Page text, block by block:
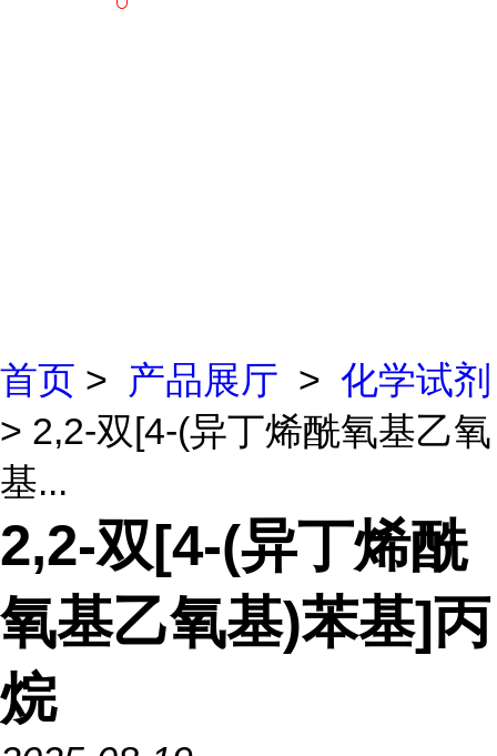
首页 > 产品展厅 > 化学试剂
> 2,2-双[4-(异丁烯酰氧基乙氧
基...
2,2-双[4-(异丁烯酰
氧基乙氧基)苯基]丙
烷